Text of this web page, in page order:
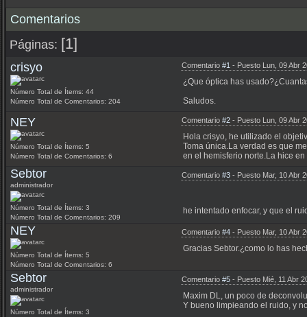
Comentarios
Páginas: [1]
crisyo
Número Total de Ítems: 44
Número Total de Comentarios: 204
Comentario #1 - Puesto Lun, 09 Abr
¿Que óptica has
Saludos.
NEY
Número Total de Ítems: 5
Número Total de Comentarios: 6
Comentario #2 - Puesto Lun, 09 Abr
Hola crisyo, he utilizado el
Toma única.La verdad es que
en el hemisferio norte.La hice
Sebtor
administrador
Número Total de Ítems: 3
Número Total de Comentarios: 209
Comentario #3 - Puesto Mar, 10 Abr
he intentado enfocar, y que el
NEY
Número Total de Ítems: 5
Número Total de Comentarios: 6
Comentario #4 - Puesto Mar, 10 Abr
Gracias Sebtor.¿como lo has
Sebtor
administrador
Número Total de Ítems: 3
Comentario #5 - Puesto Mié, 11 Abr
Maxim DL, un poco de
Y bueno limpieando el ruido, y